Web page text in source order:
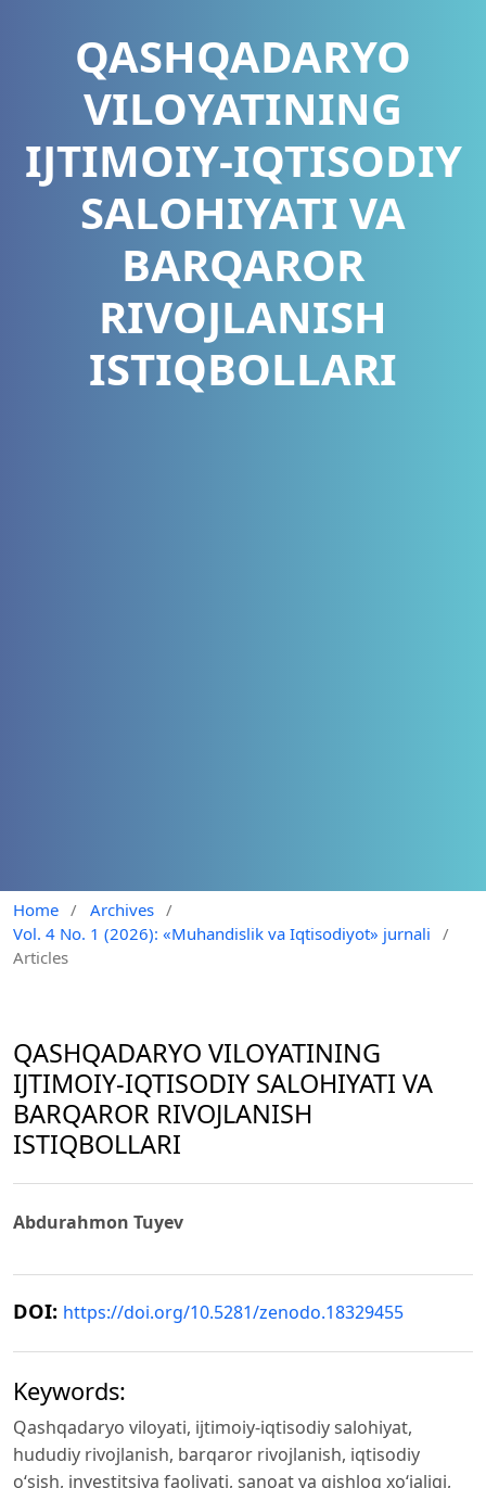
QASHQADARYO
VILOYATINING
IJTIMOIY-IQTISODIY
SALOHIYATI VA
BARQAROR
RIVOJLANISH
ISTIQBOLLARI
Home / Archives /
Vol. 4 No. 1 (2026): «Muhandislik va Iqtisodiyot» jurnali
/
Articles
QASHQADARYO VILOYATINING
IJTIMOIY-IQTISODIY SALOHIYATI VA
BARQAROR RIVOJLANISH
ISTIQBOLLARI
Abdurahmon Tuyev
DOI: https://doi.org/10.5281/zenodo.18329455
Keywords:
Qashqadaryo viloyati, ijtimoiy-iqtisodiy salohiyat,
hududiy rivojlanish, barqaror rivojlanish, iqtisodiy
o‘sish, investitsiya faoliyati, sanoat va qishloq xo‘jaligi,